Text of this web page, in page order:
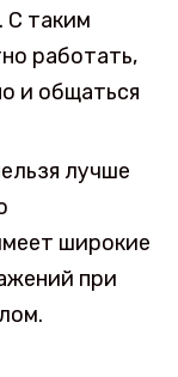
С таким
работать,
и общаться
лучше
широкие
при